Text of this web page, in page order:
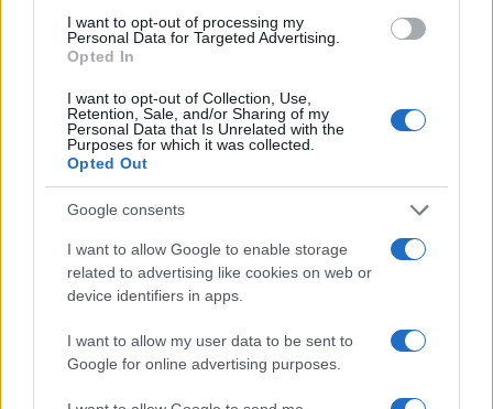
I want to opt-out of processing my
Personal Data for Targeted Advertising.
Opted In
I want to opt-out of Collection, Use,
Retention, Sale, and/or Sharing of my
Personal Data that Is Unrelated with the
Purposes for which it was collected.
Opted Out
Google consents
I want to allow Google to enable storage
related to advertising like cookies on web or
device identifiers in apps.
I want to allow my user data to be sent to
Google for online advertising purposes.
grandes fortunas
Diego Martín · 2 Ago 2026
IMPUESTO